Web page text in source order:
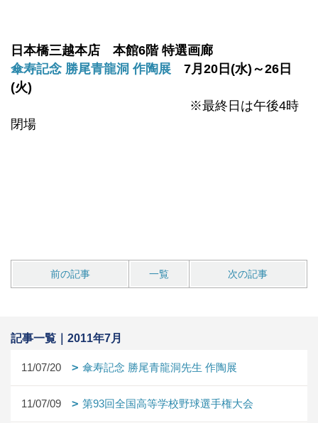
日本橋三越本店 本館6階 特選画廊
傘寿記念 勝尾青龍洞 作陶展 7月20日(水)～26日
(火)
※最終日は午後4時
閉場
前の記事 一覧 次の記事
記事一覧｜2011年7月
11/07/20 傘寿記念 勝尾青龍洞先生 作陶展
11/07/09 第93回全国高等学校野球選手権大会